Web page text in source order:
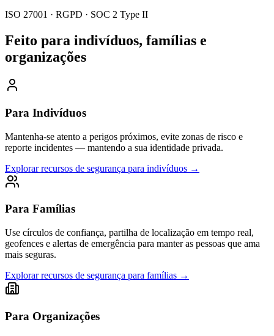
ISO 27001 · RGPD · SOC 2 Type II
Feito para indivíduos, famílias e
organizações
Para Indivíduos
Mantenha-se atento a perigos próximos, evite zonas de risco e
reporte incidentes — mantendo a sua identidade privada.
Explorar recursos de segurança para indivíduos →
Para Famílias
Use círculos de confiança, partilha de localização em tempo real,
geofences e alertas de emergência para manter as pessoas que ama
mais seguras.
Explorar recursos de segurança para famílias →
Para Organizações